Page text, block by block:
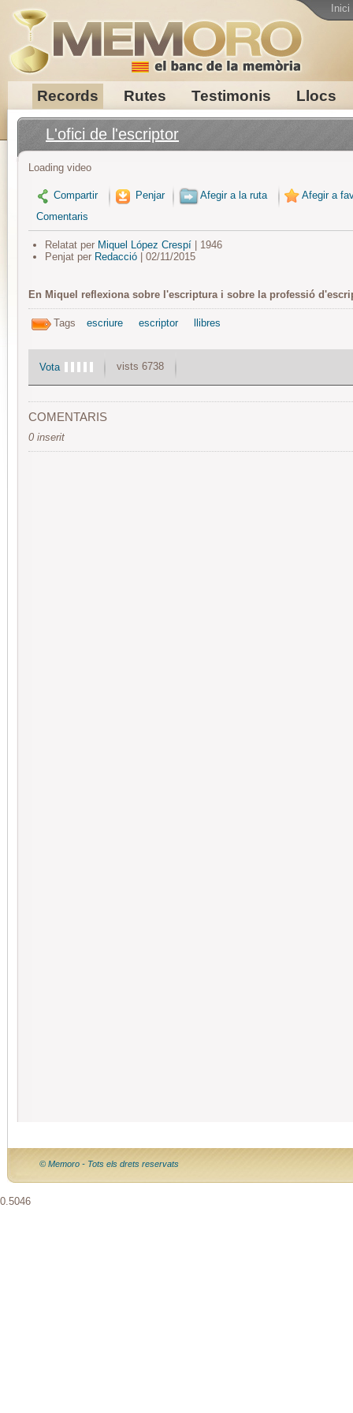
Records Rutes Testimonis Llocs
Inici
L'ofici de l'escriptor
Loading video
Compartir Penjar Afegir a la ruta
Afegir a
Comentaris
Relatat per Miquel López Crespí| 1946
Penjat per Redacció| 02/11/2015
En Miquel reflexiona sobre l'escriptura i sobre la professió
Tags escriure escriptor llibres
Vota vists 6738
COMENTARIS
0 inserit
© Memoro - Tots els drets reservats
0.5046